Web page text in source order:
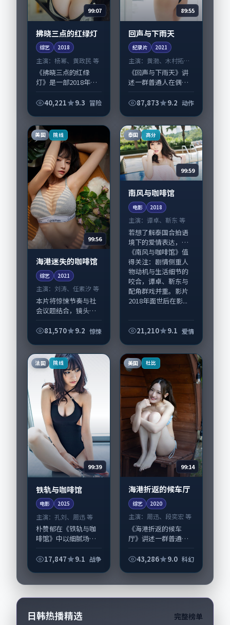
99:07
拂晓三点的红绿灯
综艺 2018
主演： 杨幂、黄政民 等
《拂晓三点的红绿
灯》是一部2018年前
艺，由刁亦男执导，
与重要戏份。故事围
绕当代都市中的抉择
与...
40,221 9.3 冒险
89:55
回声与下雨天
纪录片 2021
主演： 黄渤、木村拓哉
等
《回声与下雨天》讲
述一群普通人在偶然
轨迹的故事，动作类
牧野擅长留白叙事，
黄渤、木村拓哉的情...
87,873 9.2 动作
美国 院线
99:56
海港迷失的咖啡馆
综艺 2021
主演： 刘涛、任素汐 等
本片将惊悚节奏与社
会议题结合，镜头语
《海港迷失的咖啡
线；取景与声音设计
凸显美国城市质感，
适合偏...
81,570 9.2 惊悚
泰国 高分
99:59
南风与咖啡馆
电影 2018
主演：谭卓、靳东 等
若想了解泰国合拍语
境下的爱情表达，
《南风与咖啡馆》值
得关注：剧情侧重人
物动机与生活细节的
咬合，谭卓、靳东与
配角群戏并重。影片
2018年面世后在影...
21,210 9.1 爱情
法国 院线
99:39
铁轨与咖啡馆
电影 2025
主演： 孔刘、周迅 等
朴赞郁在《铁轨与咖
啡馆》中以细腻场面
孔刘、周迅领衔的表
完成制作协同，2025-
08-17纳...
17,847 9.1 战争
美国 杜比
99:14
海港折返的候车厅
综艺 2020
主演： 周迅、段奕宏 等
《海港折返的候车
厅》讲述一群普通人
写人生轨迹的故事，
导演陈凯歌擅长留白
叙事，周迅、段奕宏
43,286 9.0 科幻
日韩热播精选 完整榜单